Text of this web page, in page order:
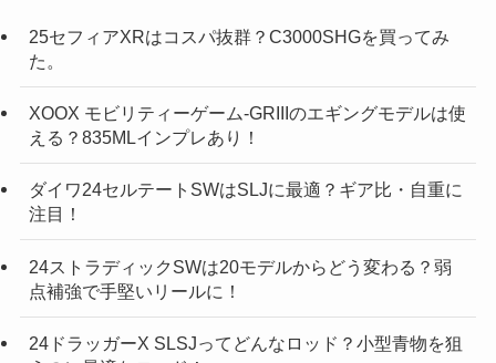
25セフィアXRはコスパ抜群？C3000SHGを買ってみ
た。
XOOX モビリティーゲーム-GRIIIのエギングモデルは使
える？835MLインプレあり！
ダイワ24セルテートSWはSLJに最適？ギア比・自重に
注目！
24ストラディックSWは20モデルからどう変わる？弱
点補強で手堅いリールに！
24ドラッガーX SLSJってどんなロッド？小型青物を狙